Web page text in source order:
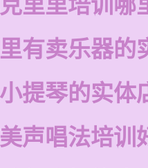
里里培训哪
有卖乐器的
提琴的实体
声唱法培训